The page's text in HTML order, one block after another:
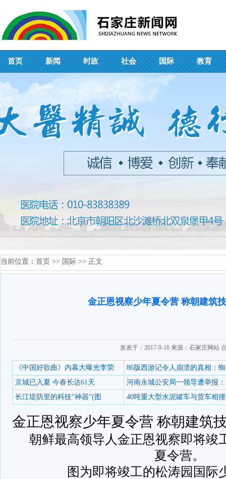
首页 新闻 时政 社会 国际 教育
当前位置： 首页 >> 国际 >> 正文
金正恩视察少年夏令营 称朝建筑
发表于：2017-9-16 来源：石家庄网站
《中国好歌曲》内幕大曝光李荣
86版西游记令人崩溃的真相：蜘
京城已入夏 今春长达61天
河南永城公安局一领导遭举报：
长江堤防里的科技“神器”(图
40吨重大型水泥罐车与货车相撞
金正恩视察少年夏令营 称朝建筑
朝鲜最高领导人金正恩视察即将竣
夏令营。
图为即将竣工的松涛园国际